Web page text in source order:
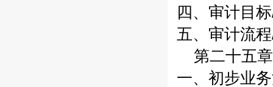
四、审计目
五、审计流
第二十五
一、初步业